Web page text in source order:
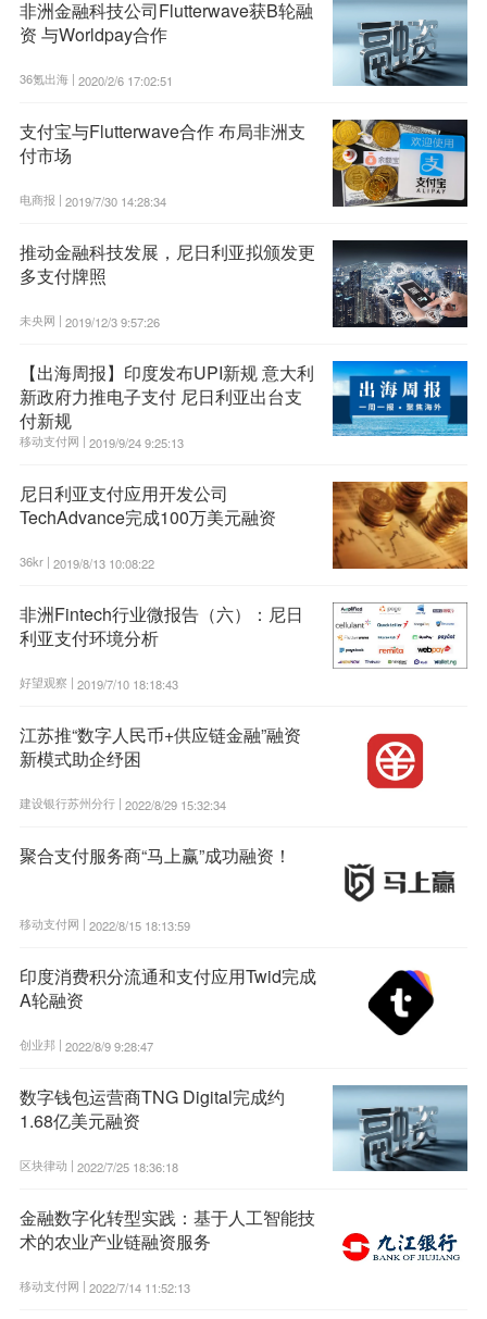
非洲金融科技公司Flutterwave获B轮融
资 与Worldpay合作
36氪出海 | 2020/2/6 17:02:51
支付宝与Flutterwave合作 布局非洲支
付市场
电商报 | 2019/7/30 14:28:34
推动金融科技发展，尼日利亚拟颁发更
多支付牌照
未央网 | 2019/12/3 9:57:26
【出海周报】印度发布UPI新规 意大利
新政府力推电子支付 尼日利亚出台支
付新规
移动支付网 | 2019/9/24 9:25:13
尼日利亚支付应用开发公司
TechAdvance完成100万美元融资
36kr | 2019/8/13 10:08:22
非洲Fintech行业微报告（六）：尼日
利亚支付环境分析
好望观察 | 2019/7/10 18:18:43
江苏推“数字人民币+供应链金融”融资
新模式助企纾困
建设银行苏州分行 | 2022/8/29 15:32:34
聚合支付服务商“马上赢”成功融资！
移动支付网 | 2022/8/15 18:13:59
印度消费积分流通和支付应用Twid完成
A轮融资
创业邦 | 2022/8/9 9:28:47
数字钱包运营商TNG Digital完成约
1.68亿美元融资
区块律动 | 2022/7/25 18:36:18
金融数字化转型实践：基于人工智能技
术的农业产业链融资服务
移动支付网 | 2022/7/14 11:52:13